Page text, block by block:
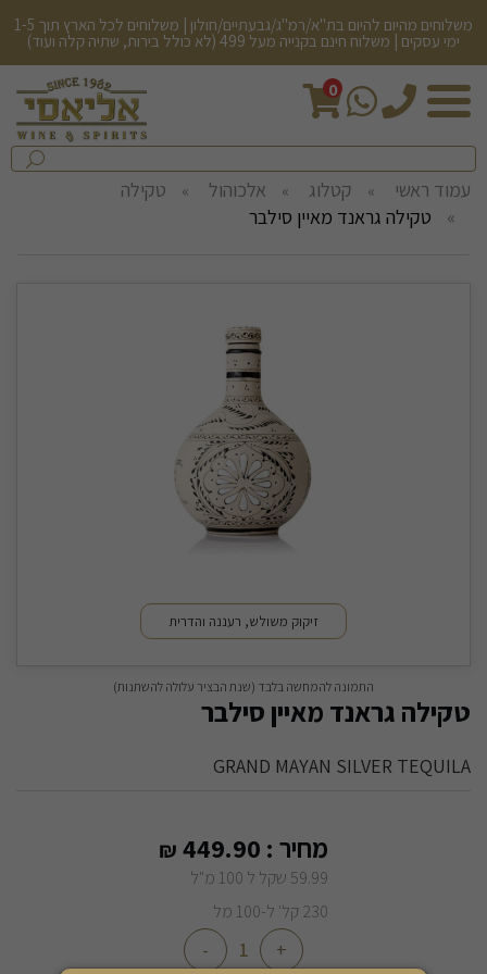
משלוחים מהיום להיום בת"א/רמ"ג/גבעתיים/חולון | משלוחים לכל הארץ תוך 1-5
ימי עסקים | משלוח חינם בקנייה מעל 499 (לא כולל בירות, שתיה קלה ועוד)
0
חיפש
בחנות...
עמוד ראשי קטלוג אלכוהול
טקילה
טקילה גראנד מאיין סילבר
זיקוק משולש, רעננה והדרית
התמונה להמחשה בלבד (שנת הבציר עלולה להשתנות)
טקילה גראנד מאיין סילבר
GRAND MAYAN SILVER TEQUILA
מחיר : 449.90
₪
59.99 שקל ל 100 מ"ל
230 קל' ל-100 מל
+
-